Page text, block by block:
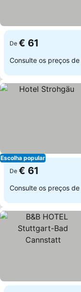
De € 61
Consulte os preços de
Escolha popular
De € 61
Consulte os preços de